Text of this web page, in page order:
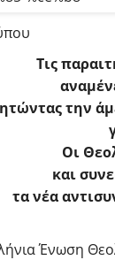
Τις
την
Οι
και
τα νέα
Ένωση